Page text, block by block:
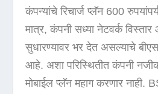
कंपन्यांचे रिचार्ज प्लॅन 600
मात्र, कंपनी सध्या नेटवर्क विस्तार
सुधारण्यावर भर देत असल्याचे
आहे. अशा परिस्थितीत कंपनी
मोबाईल प्लॅन महाग करणार नाही.